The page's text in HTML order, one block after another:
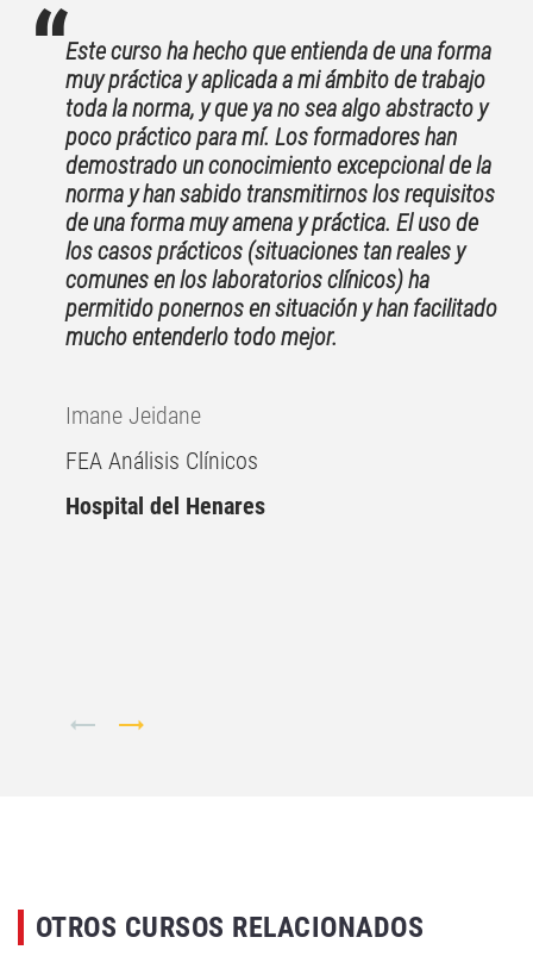
Este curso ha hecho que entienda de una forma
muy práctica y aplicada a mi ámbito de trabajo
toda la norma, y que ya no sea algo abstracto y
poco práctico para mí. Los formadores han
demostrado un conocimiento excepcional de la
norma y han sabido transmitirnos los requisitos
de una forma muy amena y práctica. El uso de
los casos prácticos (situaciones tan reales y
comunes en los laboratorios clínicos) ha
permitido ponernos en situación y han facilitado
mucho entenderlo todo mejor.
Imane Jeidane
FEA Análisis Clínicos
Hospital del Henares
OTROS CURSOS RELACIONADOS